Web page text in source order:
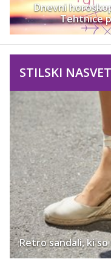
Dnevni
Tehtnice
STILSKI NASVET
Retro sandali, ki